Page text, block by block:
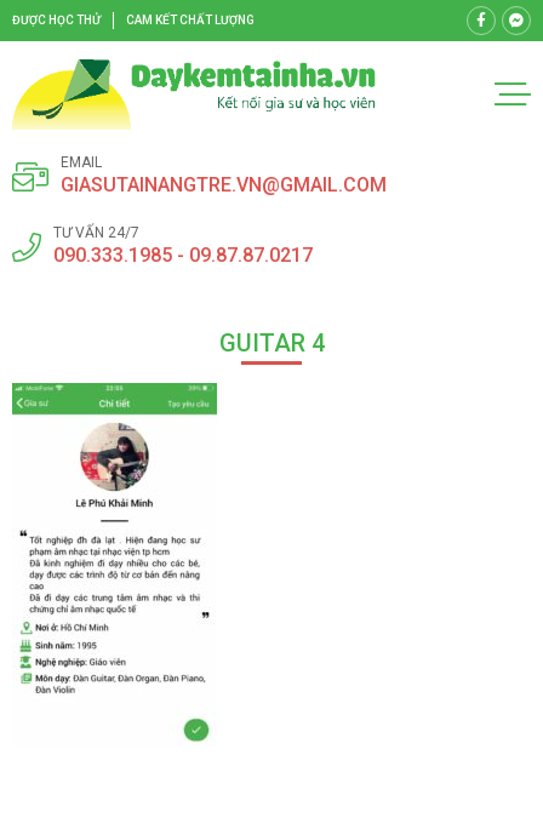
ĐƯỢC HỌC THỬ CAM KẾT CHẤT LƯỢNG
EMAIL
GIASUTAINANGTRE.VN@GMAIL.COM
TƯ VẤN 24/7
090.333.1985 - 09.87.87.0217
GUITAR 4